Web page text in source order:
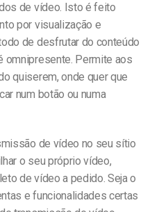
de vídeo. Isto é feito
por visualização e
de desfrutar do conteúdo
Permite aos
quiserem, onde quer que
num botão ou numa
de vídeo no seu sítio
o seu próprio vídeo,
de vídeo a pedido. Seja o
e funcionalidades certas